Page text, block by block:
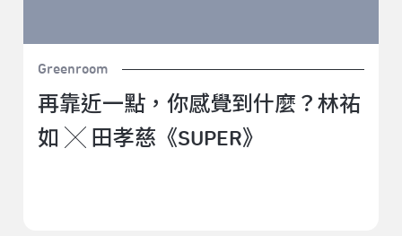
Greenroom
再靠近一點，你感覺到什麼？林祐
如 ╳ 田孝慈《SUPER》